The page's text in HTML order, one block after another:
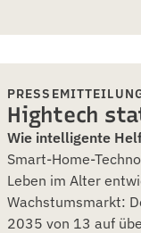
Hightech
Wie intelligente
Smart-Home-
Leben im Alter
Wachstumsmarkt:
2035 von 13 auf